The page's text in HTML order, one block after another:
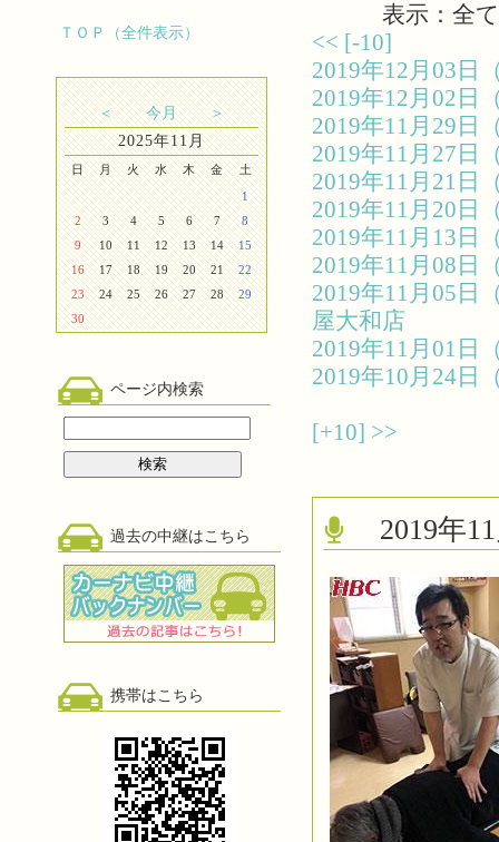
ＴＯＰ（全件表示）
＜ 今月
＞
2025年11月
日 月 火 水 木 金
土
1
2
3 4 5 6 7
8
9
10 11 12 13 14
15
16
17 18 19 20 21
22
23
24 25 26 27 28
29
30
ページ内検索
過去の中継はこちら
携帯はこちら
表示：全て
<< [-10]
2019年12月03
2019年12月02
2019年11月29
2019年11月27
2019年11月21
2019年11月20
2019年11月13
2019年11月08
2019年11月05
屋大和店
2019年11月01
2019年10月24
[+10] >>
2019年